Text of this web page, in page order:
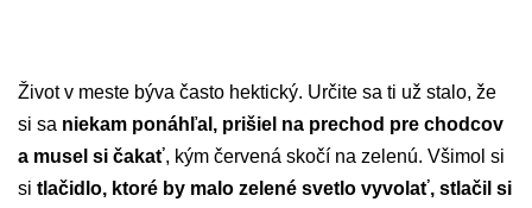
Život v meste býva často hektický. Určite sa ti už stalo, že
si sa niekam ponáhľal, prišiel na prechod pre chodcov
a musel si čakať, kým červená skočí na zelenú. Všimol si
si tlačidlo, ktoré by malo zelené svetlo vyvolať, stlačil si